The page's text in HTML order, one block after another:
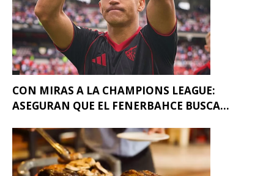
CON MIRAS A LA CHAMPIONS LEAGUE:
ASEGURAN QUE EL FENERBAHCE BUSCA...